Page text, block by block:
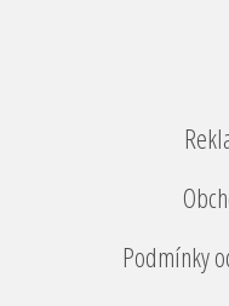
Podmínky